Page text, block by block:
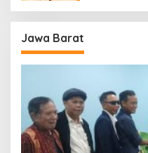
Jawa Barat